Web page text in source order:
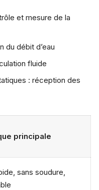
et mesure de la
du débit d’eau
fluide
: réception des
principale
sans soudure,